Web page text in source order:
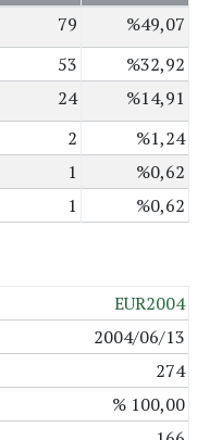
79
%49,07
53
%32,92
24
%14,91
2
%1,24
1
%0,62
1 %0,62
EUR2004
2004/06/13
274
% 100,00